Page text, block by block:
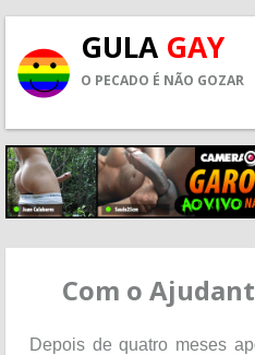
GULA GAY
O PECADO É NÃO GOZAR
Com o
Depois de quatro meses